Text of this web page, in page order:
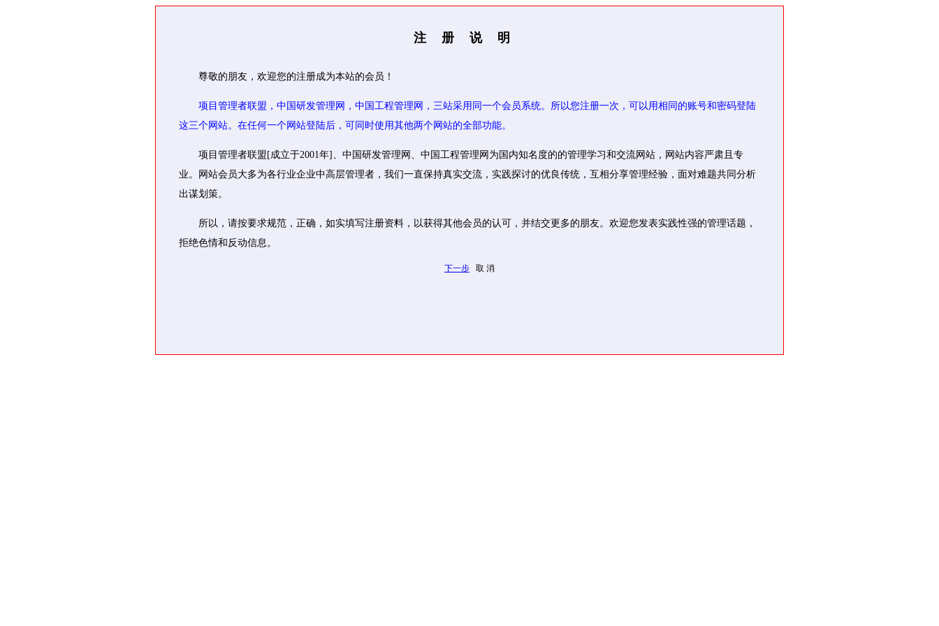
注册说明
尊敬的朋友，欢迎您的注册成为本站的会员！
项目管理者联盟，中国研发管理网，中国工程管理网，三站采用同一个会员系统。所以您注册一次，可以用相同的账号和密码登陆
这三个网站。在任何一个网站登陆后，可同时使用其他两个网站的全部功能。
项目管理者联盟[成立于2001年]、中国研发管理网、中国工程管理网为国内知名度的的管理学习和交流网站，网站内容严肃且专
业。网站会员大多为各行业企业中高层管理者，我们一直保持真实交流，实践探讨的优良传统，互相分享管理经验，面对难题共同分析
出谋划策。
所以，请按要求规范，正确，如实填写注册资料，以获得其他会员的认可，并结交更多的朋友。欢迎您发表实践性强的管理话题，
拒绝色情和反动信息。
下一步 取 消